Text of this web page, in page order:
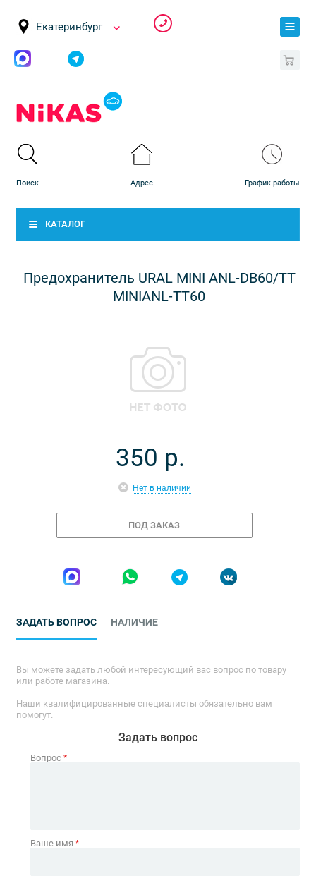
Екатеринбург
КАТАЛОГ
Предохранитель URAL MINI ANL-DB60/ТТ
MINIANL-ТТ60
350 р.
Нет в наличии
ПОД ЗАКАЗ
ЗАДАТЬ ВОПРОС НАЛИЧИЕ
Вы можете задать любой интересующий вас вопрос по товару
или работе магазина.
Наши квалифицированные специалисты обязательно вам
помогут.
Задать вопрос
Вопрос *
Ваше имя *